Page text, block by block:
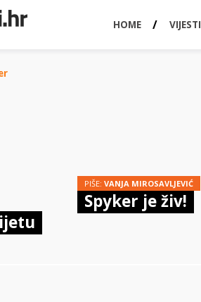
HOME VIJESTI
PIŠE: VANJA MIROSAVLJEVIĆ
Spyker je živ!